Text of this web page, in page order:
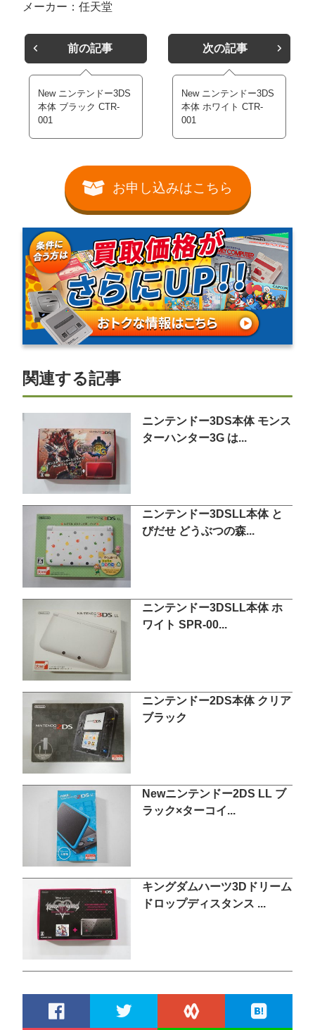
メーカー：任天堂
前の記事
New ニンテンドー3DS
本体 ブラック CTR-
001
次の記事
New ニンテンドー3DS
本体 ホワイト CTR-
001
お申し込みはこちら
関連する記事
ニンテンドー3DS本体 モンス
ターハンター3G は...
ニンテンドー3DSLL本体 と
びだせ どうぶつの森...
ニンテンドー3DSLL本体 ホ
ワイト SPR-00...
ニンテンドー2DS本体 クリア
ブラック
Newニンテンドー2DS LL ブ
ラック×ターコイ...
キングダムハーツ3Dドリーム
ドロップディスタンス ...